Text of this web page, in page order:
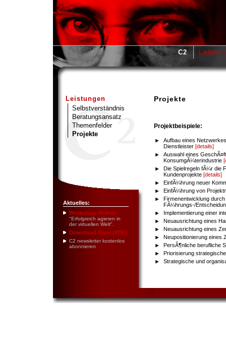
C2
Leistungen
Selbstverständnis
Beratungsansatz
Themenfelder
Projekte
Aktuelles:
Workshop-Reihe:
"Erfolgreich agieren in
der virtuellen Welt".
Download Flyer (PDF)
C2 newsletter kostenlos
abonnieren
Projekte
Projektbeispiele:
Aufbau eines
Dienstleister [details]
Auswahl eines
KonsumgÃ¼terindustrie
Die Spielregeln fÃ¼r die
Kundenprojekte [details]
EinfÃ¼hrung neuer
EinfÃ¼hrung von
Firmenentwicklung
FÃ¼hrungs-/
Implementierung einer
Neuausrichtung eines
Neuausrichtung eines
Neupositionierung eines
PersÃ¶nliche berufliche
Priorisierung
Strategische und